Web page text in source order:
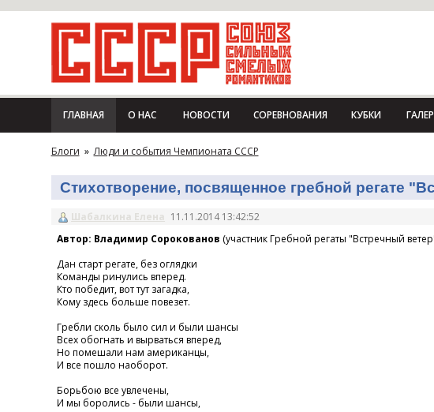
ГЛАВНАЯ О НАС НОВОСТИ СОРЕВНОВАНИЯ КУБКИ
Блоги » Люди и события Чемпионата СССР
Стихотворение, посвященное гребной регате
Шабалкина Елена 11.11.2014 13:42:52
Автор: Владимир Сорокованов (участник Гребной регаты "Встречный
Дан старт регате, без оглядки
Команды ринулись вперед.
Кто победит, вот тут загадка,
Кому здесь больше повезет.
Гребли сколь было сил и были шансы
Всех обогнать и вырваться вперед,
Но помешали нам американцы,
И все пошло наоборот.
Борьбою все увлечены,
И мы боролись - были шансы,